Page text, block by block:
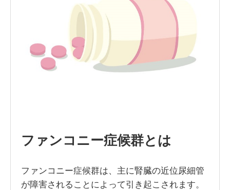
ファンコニー症候群とは
ファンコニー症候群は、主に腎臓の近位尿細管
が障害されることによって引き起こされます。